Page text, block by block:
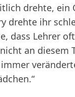
drehte,
drehte ihr
dass Lehrer
an